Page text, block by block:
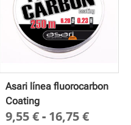
Asari línea fluorocarbon
Coating
9,55€- 16,75€Rango